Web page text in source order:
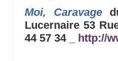
Moi, Caravage
Lucernaire 53
44 57 34 _ http://